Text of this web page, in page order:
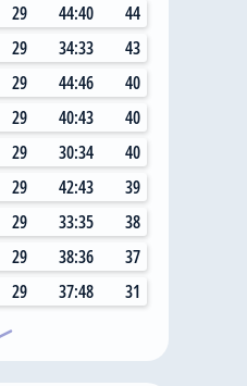
любитель
в «Челси»
он теперь не
«старый дядя» в
29 44:40
44
29 34:33
43
29 44:46
40
29 40:43
40
29 30:34
40
29 42:43
39
29 33:35
38
29 38:36
37
29 37:48 31